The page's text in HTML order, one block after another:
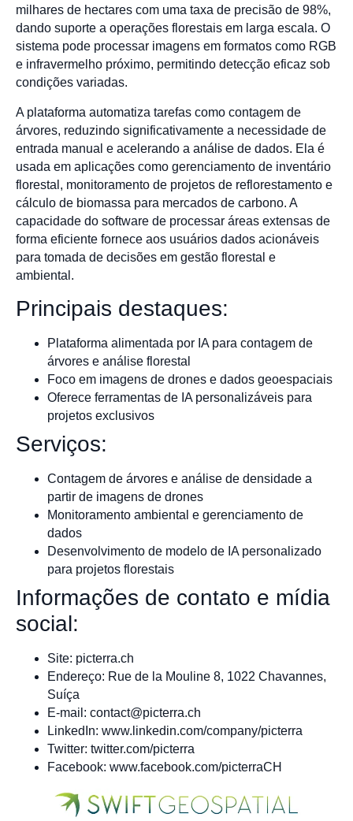
milhares de hectares com uma taxa de precisão de 98%,
dando suporte a operações florestais em larga escala. O
sistema pode processar imagens em formatos como RGB
e infravermelho próximo, permitindo detecção eficaz sob
condições variadas.
A plataforma automatiza tarefas como contagem de
árvores, reduzindo significativamente a necessidade de
entrada manual e acelerando a análise de dados. Ela é
usada em aplicações como gerenciamento de inventário
florestal, monitoramento de projetos de reflorestamento e
cálculo de biomassa para mercados de carbono. A
capacidade do software de processar áreas extensas de
forma eficiente fornece aos usuários dados acionáveis
para tomada de decisões em gestão florestal e
ambiental.
Principais destaques:
Plataforma alimentada por IA para contagem de
árvores e análise florestal
Foco em imagens de drones e dados geoespaciais
Oferece ferramentas de IA personalizáveis para
projetos exclusivos
Serviços:
Contagem de árvores e análise de densidade a
partir de imagens de drones
Monitoramento ambiental e gerenciamento de
dados
Desenvolvimento de modelo de IA personalizado
para projetos florestais
Informações de contato e mídia
social:
Site: picterra.ch
Endereço: Rue de la Mouline 8, 1022 Chavannes,
Suíça
E-mail: contact@picterra.ch
LinkedIn: www.linkedin.com/company/picterra
Twitter: twitter.com/picterra
Facebook: www.facebook.com/picterraCH